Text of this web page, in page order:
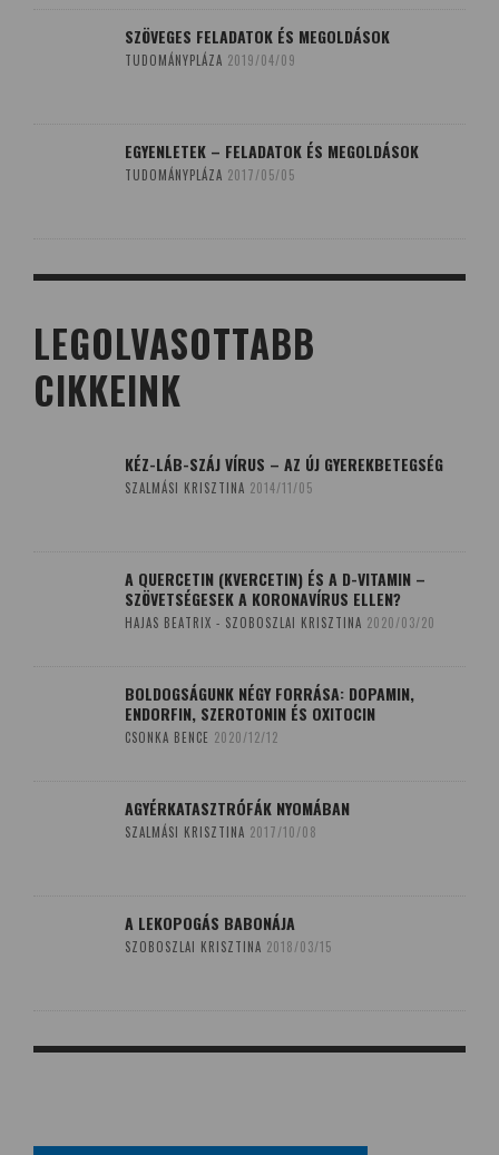
SZÖVEGES FELADATOK ÉS MEGOLDÁSOK
TUDOMÁNYPLÁZA 2019/04/09
EGYENLETEK – FELADATOK ÉS MEGOLDÁSOK
TUDOMÁNYPLÁZA 2017/05/05
LEGOLVASOTTABB
CIKKEINK
KÉZ-LÁB-SZÁJ VÍRUS – AZ ÚJ GYEREKBETEGSÉG
SZALMÁSI KRISZTINA 2014/11/05
A QUERCETIN (KVERCETIN) ÉS A D-VITAMIN –
SZÖVETSÉGESEK A KORONAVÍRUS ELLEN?
HAJAS BEATRIX - SZOBOSZLAI KRISZTINA 2020/03/20
BOLDOGSÁGUNK NÉGY FORRÁSA: DOPAMIN,
ENDORFIN, SZEROTONIN ÉS OXITOCIN
CSONKA BENCE 2020/12/12
AGYÉRKATASZTRÓFÁK NYOMÁBAN
SZALMÁSI KRISZTINA 2017/10/08
A LEKOPOGÁS BABONÁJA
SZOBOSZLAI KRISZTINA 2018/03/15